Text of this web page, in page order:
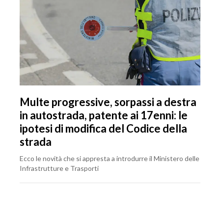
Multe progressive, sorpassi a destra
in autostrada, patente ai 17enni: le
ipotesi di modifica del Codice della
strada
Ecco le novità che si appresta a introdurre il Ministero delle
Infrastrutture e Trasporti